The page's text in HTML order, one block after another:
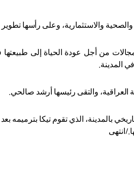
والاستثمارية، وعلى رأسها
من أجل عودة الحياة إلى
المدينة
العراقية، والتقى رئيسها أرشد صالحي
بالمدينة، الذي تقوم تيكا بترميمه
انتهى